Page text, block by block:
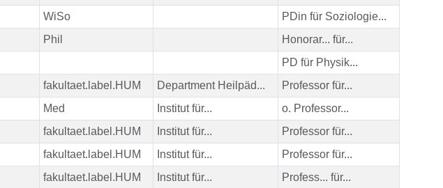
WiSo
PDin für Soziologie...
Phil
Honorar... für...
PD für Physik...
fakultaet.label.HUM Department Heilpäd...
Professor für...
Med Institut für...
o. Professor...
fakultaet.label.HUM Institut für...
Professor für...
fakultaet.label.HUM Institut für...
Professor für...
fakultaet.label.HUM Institut für...
Profess... für...